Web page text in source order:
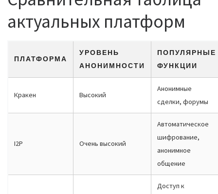
актуальных платформ
ПЛАТФОРМА
УРОВЕНЬ
АНОНИМНОСТИ
ПОПУЛЯРНЫЕ
ФУНКЦИИ
Кракен Высокий
Анонимные
сделки, форумы
I2P Очень высокий
Автоматическое
шифрование,
анонимное
общение
Доступ к